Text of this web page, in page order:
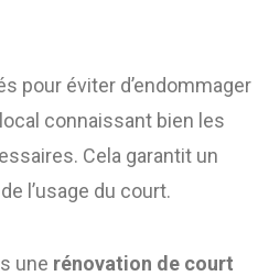
pour éviter d’endommager
connaissant bien les
Cela garantit un
l’usage du court.
une rénovation de court